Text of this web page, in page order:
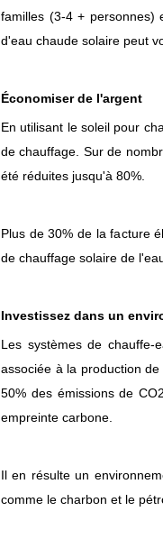
familles (3-4 + personnes)
d'eau chaude solaire peut
Économiser de l'argent
En utilisant le soleil pour
de chauffage. Sur de
été réduites jusqu'à 80%.
Plus de 30% de la facture
de chauffage solaire de
Investissez dans un
Les systèmes de chauffe-
associée à la production
50% des émissions de
empreinte carbone.
Il en résulte un
comme le charbon et le